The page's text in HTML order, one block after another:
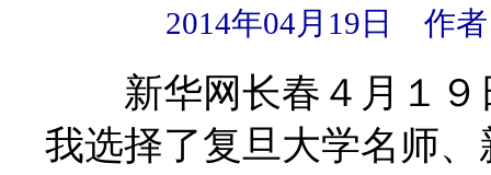
2014年04月19日 作
新华网长春４月１９
我选择了复旦大学名师